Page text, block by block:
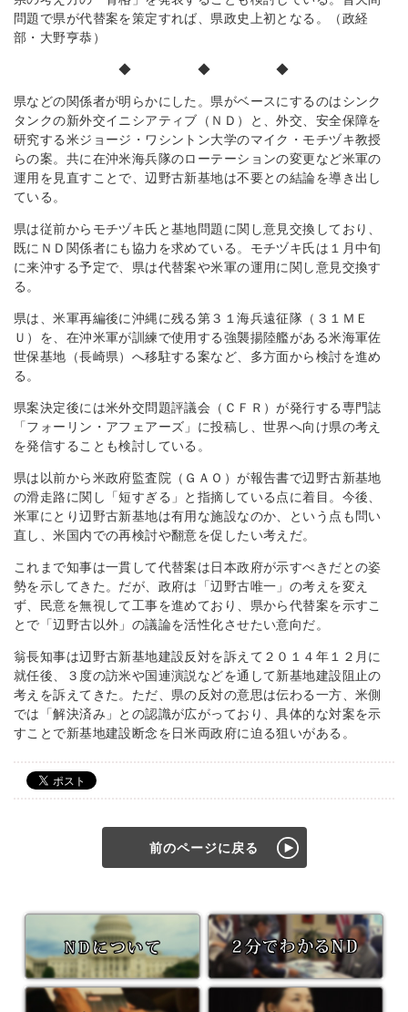
問題で県が代替案を策定すれば、県政史上初となる。（政経
部・大野亨恭）
◆ ◆ ◆
県などの関係者が明らかにした。県がベースにするのはシンク
タンクの新外交イニシアティブ（ＮＤ）と、外交、安全保障を
研究する米ジョージ・ワシントン大学のマイク・モチヅキ教授
らの案。共に在沖米海兵隊のローテーションの変更など米軍の
運用を見直すことで、辺野古新基地は不要との結論を導き出し
ている。
県は従前からモチヅキ氏と基地問題に関し意見交換しており、
既にＮＤ関係者にも協力を求めている。モチヅキ氏は１月中旬
に来沖する予定で、県は代替案や米軍の運用に関し意見交換す
る。
県は、米軍再編後に沖縄に残る第３１海兵遠征隊（３１ＭＥ
Ｕ）を、在沖米軍が訓練で使用する強襲揚陸艦がある米海軍佐
世保基地（長崎県）へ移駐する案など、多方面から検討を進め
る。
県案決定後には米外交問題評議会（ＣＦＲ）が発行する専門誌
「フォーリン・アフェアーズ」に投稿し、世界へ向け県の考え
を発信することも検討している。
県は以前から米政府監査院（ＧＡＯ）が報告書で辺野古新基地
の滑走路に関し「短すぎる」と指摘している点に着目。今後、
米軍にとり辺野古新基地は有用な施設なのか、という点も問い
直し、米国内での再検討や翻意を促したい考えだ。
これまで知事は一貫して代替案は日本政府が示すべきだとの姿
勢を示してきた。だが、政府は「辺野古唯一」の考えを変え
ず、民意を無視して工事を進めており、県から代替案を示すこ
とで「辺野古以外」の議論を活性化させたい意向だ。
翁長知事は辺野古新基地建設反対を訴えて２０１４年１２月に
就任後、３度の訪米や国連演説などを通して新基地建設阻止の
考えを訴えてきた。ただ、県の反対の意思は伝わる一方、米側
では「解決済み」との認識が広がっており、具体的な対案を示
すことで新基地建設断念を日米両政府に迫る狙いがある。
前のページに戻る